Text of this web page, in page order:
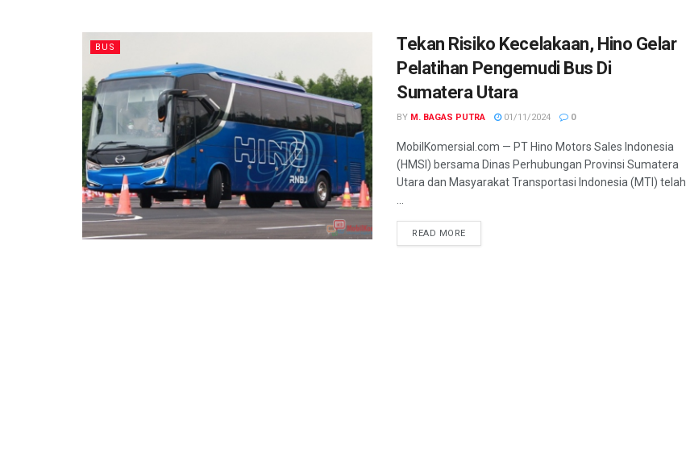
BUS
Tekan Risiko Kecelakaan, Hino Gelar
Pelatihan Pengemudi Bus Di
Sumatera Utara
BY M. BAGAS PUTRA 01/11/2024 0
MobilKomersial.com — PT Hino Motors Sales Indonesia
(HMSI) bersama Dinas Perhubungan Provinsi Sumatera
Utara dan Masyarakat Transportasi Indonesia (MTI) telah
READ MORE